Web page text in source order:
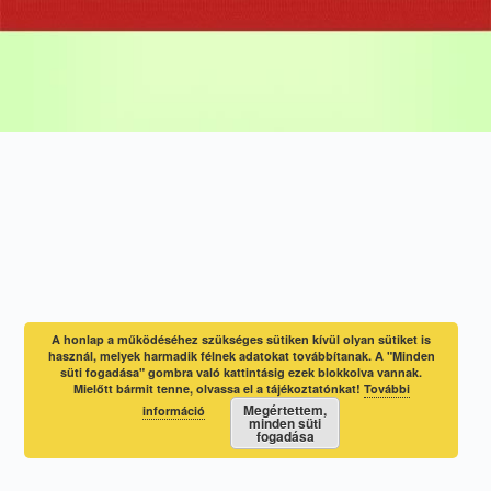
A honlap a működéséhez szükséges sütiken kívül olyan sütiket is
használ, melyek harmadik félnek adatokat továbbítanak. A "Minden
süti fogadása" gombra való kattintásig ezek blokkolva vannak.
Mielőtt bármit tenne, olvassa el a tájékoztatónkat! További
információ
Megértettem,
minden süti
fogadása